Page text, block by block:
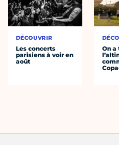
DÉCOUVRIR
Les concerts
parisiens à voir en
août
On a